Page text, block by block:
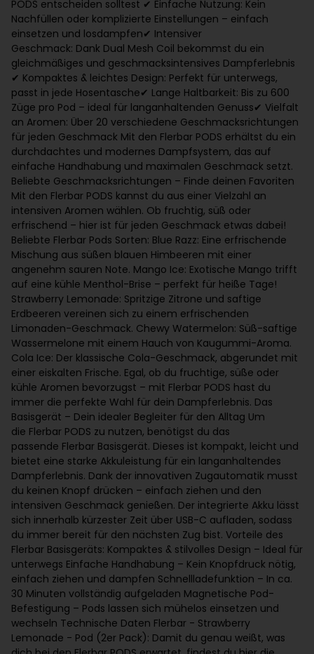
PODS entscheiden solltest ✔ Einfache Nutzung: Kein
Nachfüllen oder komplizierte Einstellungen – einfach
einsetzen und losdampfen ✔ Intensiver
Geschmack: Dank Dual Mesh Coil bekommst du ein
gleichmäßiges und geschmacksintensives Dampferlebnis
✔ Kompaktes & leichtes Design: Perfekt für unterwegs,
passt in jede Hosentasche ✔ Lange Haltbarkeit: Bis zu 600
Züge pro Pod – ideal für langanhaltenden Genuss ✔ Vielfalt
an Aromen: Über 20 verschiedene Geschmacksrichtungen
für jeden Geschmack Mit den Flerbar PODS erhältst du ein
durchdachtes und modernes Dampfsystem, das auf
einfache Handhabung und maximalen Geschmack setzt.
Beliebte Geschmacksrichtungen – Finde deinen Favoriten
Mit den Flerbar PODS kannst du aus einer Vielzahl an
intensiven Aromen wählen. Ob fruchtig, süß oder
erfrischend – hier ist für jeden Geschmack etwas dabei!
Beliebte Flerbar Pods Sorten: Blue Razz: Eine erfrischende
Mischung aus süßen blauen Himbeeren mit einer
angenehm sauren Note. Mango Ice: Exotische Mango trifft
auf eine kühle Menthol-Brise – perfekt für heiße Tage!
Strawberry Lemonade: Spritzige Zitrone und saftige
Erdbeeren vereinen sich zu einem erfrischenden
Limonaden-Geschmack. Chewy Watermelon: Süß-saftige
Wassermelone mit einem Hauch von Kaugummi-Aroma.
Cola Ice: Der klassische Cola-Geschmack, abgerundet mit
einer eiskalten Frische. Egal, ob du fruchtige, süße oder
kühle Aromen bevorzugst – mit Flerbar PODS hast du
immer die perfekte Wahl für dein Dampferlebnis. Das
Basisgerät – Dein idealer Begleiter für den Alltag Um
die Flerbar PODS zu nutzen, benötigst du das
passende Flerbar Basisgerät. Dieses ist kompakt, leicht und
bietet eine starke Akkuleistung für ein langanhaltendes
Dampferlebnis. Dank der innovativen Zugautomatik musst
du keinen Knopf drücken – einfach ziehen und den
intensiven Geschmack genießen. Der integrierte Akku lässt
sich innerhalb kürzester Zeit über USB-C aufladen, sodass
du immer bereit für den nächsten Zug bist. Vorteile des
Flerbar Basisgeräts: Kompaktes & stilvolles Design – Ideal für
unterwegs Einfache Handhabung – Kein Knopfdruck nötig,
einfach ziehen und dampfen Schnellladefunktion – In ca.
30 Minuten vollständig aufgeladen Magnetische Pod-
Befestigung – Pods lassen sich mühelos einsetzen und
wechseln Technische Daten Flerbar - Strawberry
Lemonade - Pod (2er Pack): Damit du genau weißt, was